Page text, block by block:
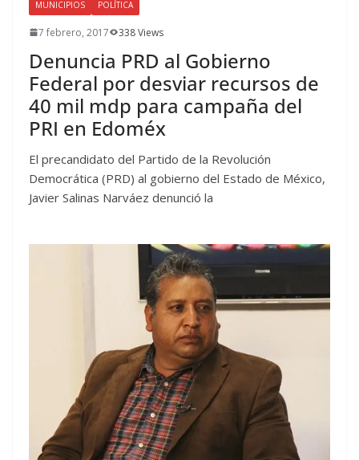
MUNICIPIOS POLÍTICA
7 febrero, 2017 338 Views
Denuncia PRD al Gobierno
Federal por desviar recursos de
40 mil mdp para campaña del
PRI en Edoméx
El precandidato del Partido de la Revolución
Democrática (PRD) al gobierno del Estado de México,
Javier Salinas Narváez denunció la